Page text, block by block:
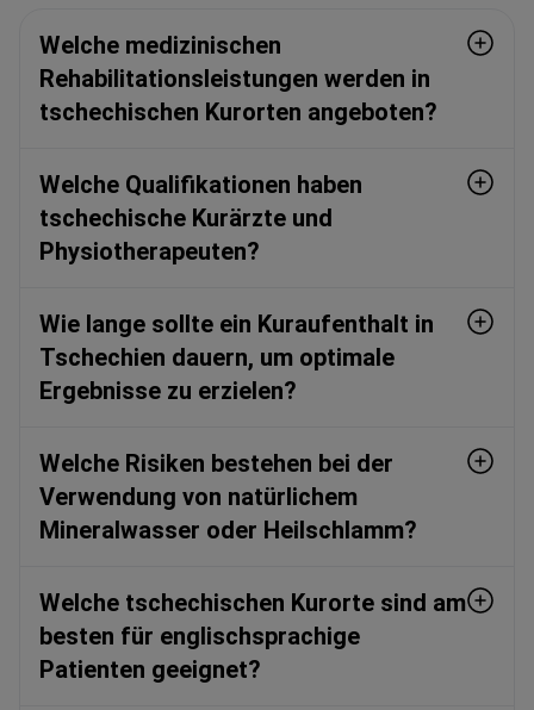
Welche medizinischen
Rehabilitationsleistungen werden in
tschechischen Kurorten angeboten?
Welche Qualifikationen haben
tschechische Kurärzte und
Physiotherapeuten?
Wie lange sollte ein Kuraufenthalt in
Tschechien dauern, um optimale
Ergebnisse zu erzielen?
Welche Risiken bestehen bei der
Verwendung von natürlichem
Mineralwasser oder Heilschlamm?
Welche tschechischen Kurorte sind am
besten für englischsprachige
Patienten geeignet?